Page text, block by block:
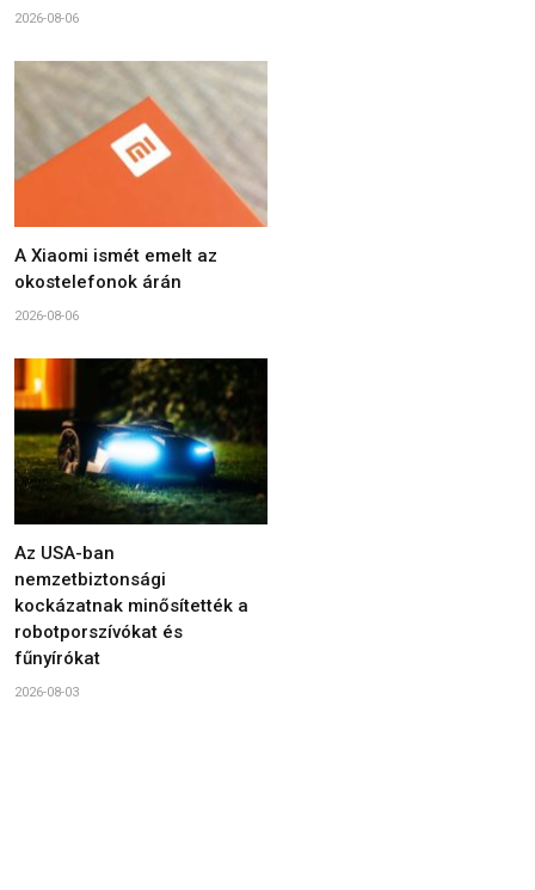
2026-08-06
A Xiaomi ismét emelt az
okostelefonok árán
2026-08-06
Az USA-ban
nemzetbiztonsági
kockázatnak minősítették a
robotporszívókat és
fűnyírókat
2026-08-03